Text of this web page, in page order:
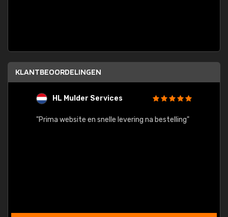
KLANTBEOORDELINGEN
HL Mulder Services
"Prima website en snelle levering na bestelling"